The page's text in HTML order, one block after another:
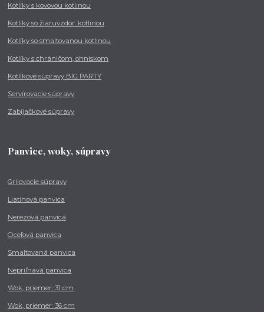
Kotlíky s kovovou kotlinou
Kotlíky so žiaruvzdor. kotlinou
Kotlíky so smaltovanou kotlinou
Kotlíky s chráničom, ohniskom
Kotlíkové súpravy BIG PARTY
Servírovacie súpravy
Zabíjačkové súpravy
Panvice, woky, súpravy
Grilovacie súpravy
Liatinová panvica
Nerezová panvica
Oceľová panvica
Smaltovaná panvica
Nepriľnavá panvica
Wok, priemer: 31 cm
Wok, priemer: 36 cm